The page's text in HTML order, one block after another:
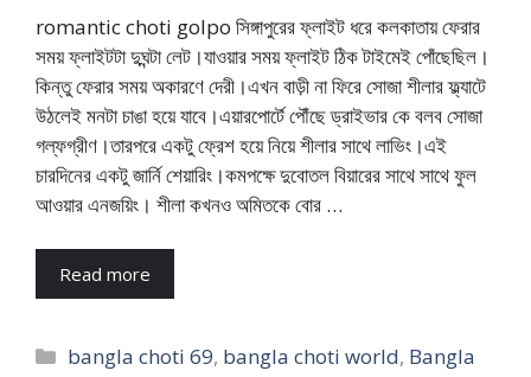
romantic choti golpo সিঙ্গাপুরের ফ্লাইট ধরে কলকাতায় ফেরার
সময় ফ্লাইটটা দুঘন্টা লেট।যাওয়ার সময় ফ্লাইট ঠিক টাইমেই পোঁছেছিল।
কিন্তু ফেরার সময় অকারণে দেরী।এখন বাড়ী না ফিরে সোজা শীলার ফ্ল্যাটে
উঠলেই মনটা চাঙা হয়ে যাবে।এয়ারপোর্টে পৌঁছে ড্রাইভার কে বলব সোজা
গল্ফগ্রীণ।তারপরে একটু ফ্রেশ হয়ে নিয়ে শীলার সাথে লাভিং।এই
চারদিনের একটু জার্নি শেয়ারিং।কমপক্ষে দুবোতল বিয়ারের সাথে সাথে ফুল
আওয়ার এনজয়িং। শীলা কখনও অমিতকে বোর …
Read more
Categories
bangla choti 69, bangla choti world, Bangla